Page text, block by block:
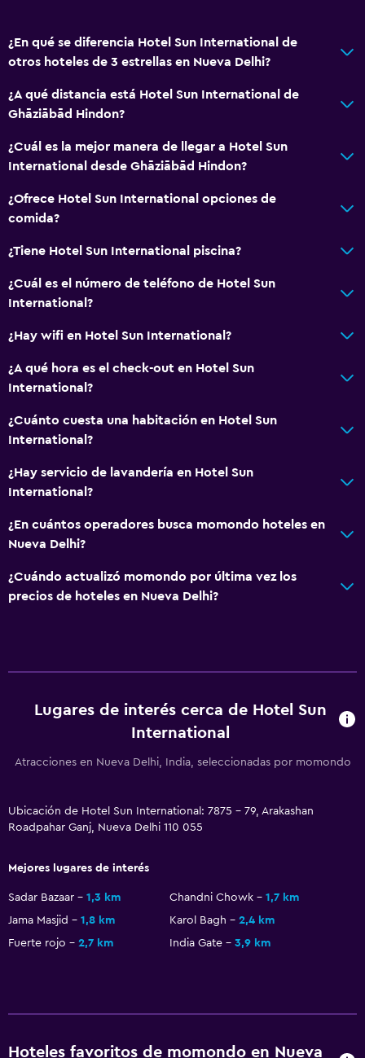
Áreas designadas para fumadores
General
Habitaciones familiares
Zona de estar
Habitaciones insonorizadas
Piso de mosaico/mármol
Espacio de almacenamiento
Limpieza diaria
Cámaras CCTV en el exterior
Sistema de entretenimiento
TV de pantalla plana
Sala de estar/TV compartida
TV por cable o vía satélite
TV
Baño
Aseo
Servicios de lavandería/tintorería
Comedor
Almuerzos para llevar
Menús para dietas especiales (bajo petición)
Habitación
¿En qué se diferencia Hotel Sun International de
otros hoteles de 3 estrellas en Nueva Delhi?
¿A qué distancia está Hotel Sun International de
Ghāziābād Hindon?
¿Cuál es la mejor manera de llegar a Hotel Sun
International desde Ghāziābād Hindon?
¿Ofrece Hotel Sun International opciones de
comida?
¿Tiene Hotel Sun International piscina?
¿Cuál es el número de teléfono de Hotel Sun
International?
¿Hay wifi en Hotel Sun International?
¿A qué hora es el check-out en Hotel Sun
International?
¿Cuánto cuesta una habitación en Hotel Sun
International?
¿Hay servicio de lavandería en Hotel Sun
International?
¿En cuántos operadores busca momondo hoteles en
Nueva Delhi?
¿Cuándo actualizó momondo por última vez los
precios de hoteles en Nueva Delhi?
Lugares de interés cerca de Hotel Sun
International
Atracciones en Nueva Delhi, India, seleccionadas por momondo
Ubicación de Hotel Sun International: 7875 - 79, Arakashan
Roadpahar Ganj, Nueva Delhi 110 055
Mejores lugares de interés
Sadar Bazaar 1,3 km Chandni Chowk
1,7 km
Jama Masjid
1,8 km Karol Bagh
2,4 km
Fuerte rojo
2,7 km India Gate 3,9 km
Hoteles favoritos de momondo en Nueva